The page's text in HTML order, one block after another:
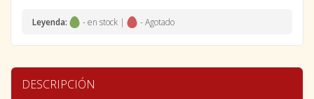
Leyenda: - en stock | - Agotado
DESCRIPCIÓN